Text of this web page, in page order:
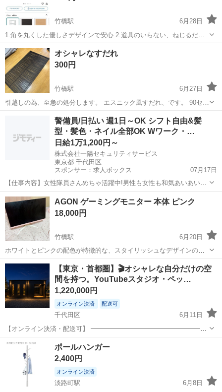
竹橋駅
6月28日
1.角を丸くした優しさデザインで安心 2.道具のいらない、ねじるだ
け、超かんたん組立て 3.柱が脂なので軽い、けど強度はしっかり 4.奥
行き30cmのスリムなデザイン
東京 千代田区 竹橋駅 その他
オシャレなすだれ
300円
竹橋駅
6月27日
引越しの為、至急の処分します。 エスニック風すだれ、です。 90セン
チ✖️160センチ。 意外とイメージより、太めの素材です。 間接照明を
活用すると、雰囲気あります。 汚れ、傷などはありません。 ただ、引
千代田区 竹橋駅 その他
警備員/日払い 週1日～OK シフト自由&髪
型・髪色・ネイル全部OK Wワーク・…
日給1万1,200円～
株式会社一陽セキュリティサービス
東京都 千代田区
スポンサー：求人ボックス
07月17日
【仕事内容】女性隊員さんめちゃ活躍中!男性も女性も和気あいあいや
ってます 今回お任せするお仕事は… 通行する歩行者・車の案内のほか
パン屋さんでの見守り警備など! 季節によってはイベントの警備も お
任せいたします / ウチは男性も...
アルバイト・パート
AGON ゲーミングモニター 本体 ピンク
18,000円
竹橋駅
6月20日
ホワイトとピンクの配色が特徴的な、スタイリッシュなデザインの
AGONゲーミングモニター本体です。 - ブランド: AGON - カラー: ピ
ンク - 形状: ウルトラワイドディスプレイ - 製品タイプ: ゲーミングモ
ニター...
東京 千代田区 竹橋駅 その他
【東京・首都圏】🎬オシャレな自分だけの空
間を持つ。YouTubeスタジオ・ペッ…
1,220,000円
オンライン決済 配送可
千代田区
6月11日
【オンライン決済・配送可】 ━━━━━━━━━━━━━━━━━
――Your Own Space, Your Own Rules. ――― あなただけの空間、あ
なただけのルールで。 ━━━━━━━━━━━━━━━...
東京 千代田区 アトリエ
ポールハンガー
2,400円
オンライン決済
淡路町駅
6月8日